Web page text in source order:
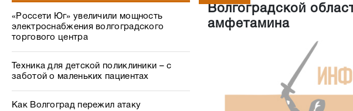
«Россети Юг» увеличили мощность
электроснабжения волгоградского
торгового центра
Техника для детской поликлиники – с
заботой о маленьких пациентах
Как Волгоград пережил атаку
Волгоградской
амфетамина